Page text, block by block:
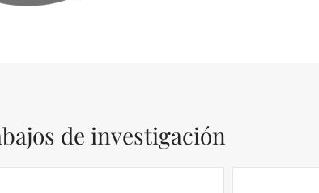
de investigación